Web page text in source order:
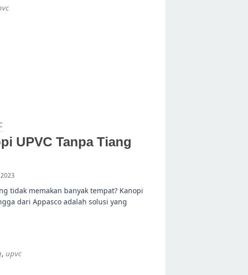
UPVC Tanpa Tiang
tidak memakan banyak tempat? Kanopi
dari Appasco adalah solusi yang
, upvc